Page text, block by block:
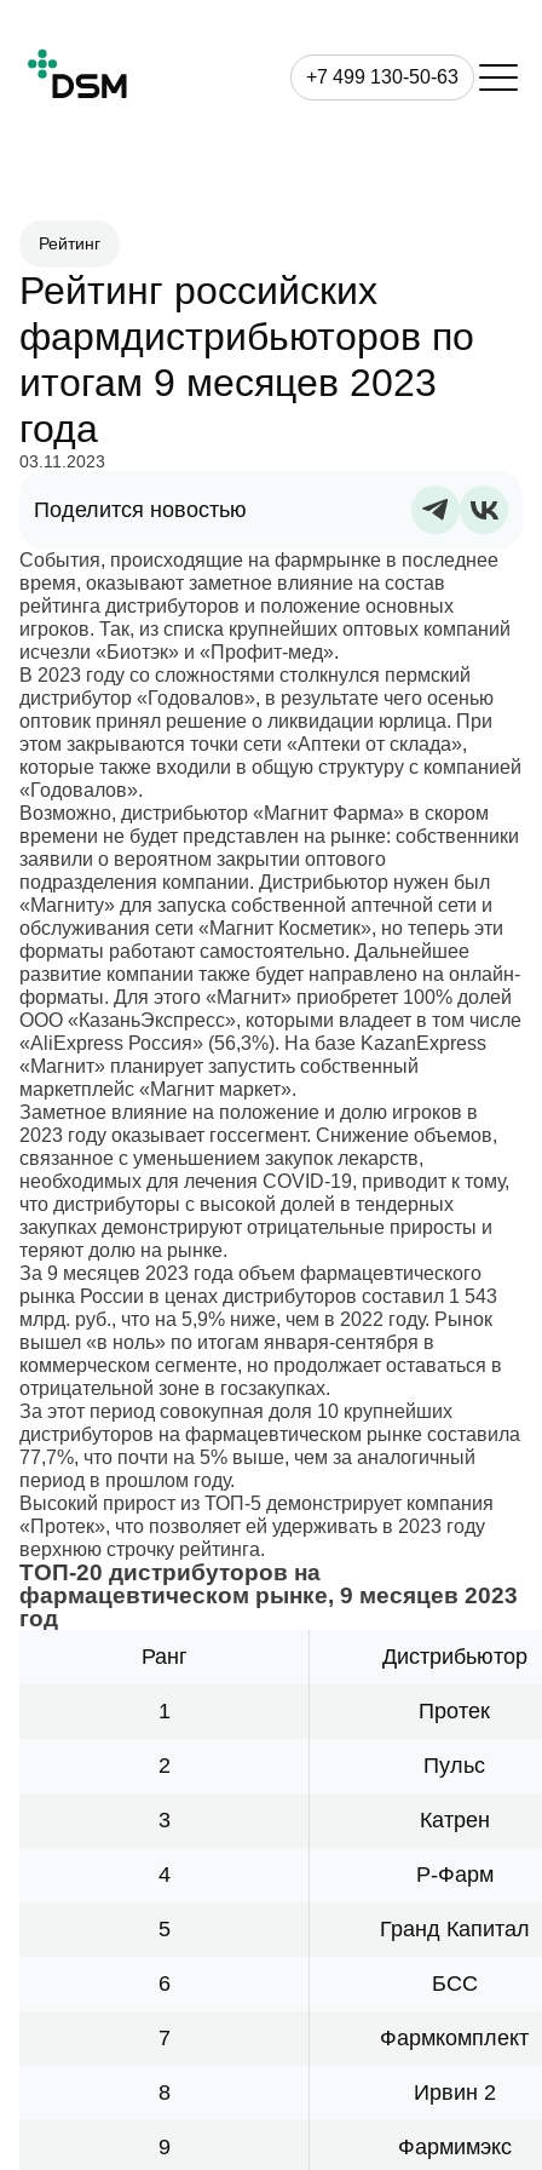
+7 499 130-50-63
Рейтинг
Рейтинг российских
фармдистрибьюторов по
итогам 9 месяцев 2023
года
03.11.2023
Поделится новостью
События, происходящие на фармрынке в последнее
время, оказывают заметное влияние на состав
рейтинга дистрибуторов и положение основных
игроков. Так, из списка крупнейших оптовых компаний
исчезли «Биотэк» и «Профит-мед».
В 2023 году со сложностями столкнулся пермский
дистрибутор «Годовалов», в результате чего осенью
оптовик принял решение о ликвидации юрлица. При
этом закрываются точки сети «Аптеки от склада»,
которые также входили в общую структуру с компанией
«Годовалов».
Возможно, дистрибьютор «Магнит Фарма» в скором
времени не будет представлен на рынке: собственники
заявили о вероятном закрытии оптового
подразделения компании. Дистрибьютор нужен был
«Магниту» для запуска собственной аптечной сети и
обслуживания сети «Магнит Косметик», но теперь эти
форматы работают самостоятельно. Дальнейшее
развитие компании также будет направлено на онлайн-
форматы. Для этого «Магнит» приобретет 100% долей
ООО «КазаньЭкспресс», которыми владеет в том числе
«AliExpress Россия» (56,3%). На базе KazanExpress
«Магнит» планирует запустить собственный
маркетплейс «Магнит маркет».
Заметное влияние на положение и долю игроков в
2023 году оказывает госсегмент. Снижение объемов,
связанное с уменьшением закупок лекарств,
необходимых для лечения COVID-19, приводит к тому,
что дистрибуторы с высокой долей в тендерных
закупках демонстрируют отрицательные приросты и
теряют долю на рынке.
За 9 месяцев 2023 года объем фармацевтического
рынка России в ценах дистрибуторов составил 1 543
млрд. руб., что на 5,9% ниже, чем в 2022 году. Рынок
вышел «в ноль» по итогам января-сентября в
коммерческом сегменте, но продолжает оставаться в
отрицательной зоне в госзакупках.
За этот период совокупная доля 10 крупнейших
дистрибуторов на фармацевтическом рынке составила
77,7%, что почти на 5% выше, чем за аналогичный
период в прошлом году.
Высокий прирост из ТОП-5 демонстрирует компания
«Протек», что позволяет ей удерживать в 2023 году
верхнюю строчку рейтинга.
ТОП-20 дистрибуторов на
фармацевтическом рынке, 9 месяцев 2023
год
Ранг Дистрибьютор
1 Протек
2 Пульс
3 Катрен
4 Р-Фарм
5 Гранд Капитал
6 БСС
7 Фармкомплект
8 Ирвин 2
9 Фармимэкс